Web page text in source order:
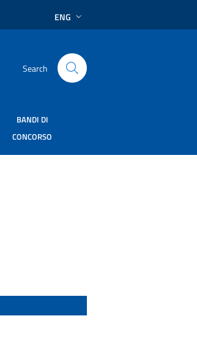
ENG
Search
BANDI DI
CONCORSO